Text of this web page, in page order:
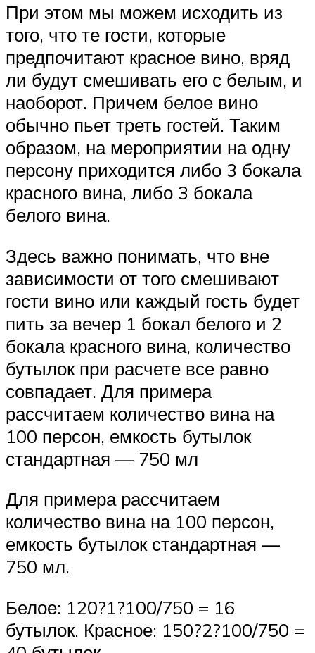
При этом мы можем исходить из
того, что те гости, которые
предпочитают красное вино, вряд
ли будут смешивать его с белым, и
наоборот. Причем белое вино
обычно пьет треть гостей. Таким
образом, на мероприятии на одну
персону приходится либо 3 бокала
красного вина, либо 3 бокала
белого вина.
Здесь важно понимать, что вне
зависимости от того смешивают
гости вино или каждый гость будет
пить за вечер 1 бокал белого и 2
бокала красного вина, количество
бутылок при расчете все равно
совпадает. Для примера
рассчитаем количество вина на
100 персон, емкость бутылок
стандартная — 750 мл
Для примера рассчитаем
количество вина на 100 персон,
емкость бутылок стандартная —
750 мл.
Белое: 120?1?100/750 = 16
бутылок. Красное: 150?2?100/750 =